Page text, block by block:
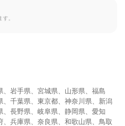
。
岩手県、宮城県、山形県、福島
、千葉県、東京都、神奈川県、新潟
、長野県、岐阜県、静岡県、愛知
兵庫県、奈良県、和歌山県、鳥取